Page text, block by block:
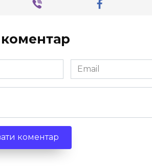
Email
*